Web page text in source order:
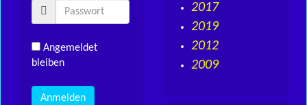
Angemeldet
bleiben
2017
2019
2012
2009